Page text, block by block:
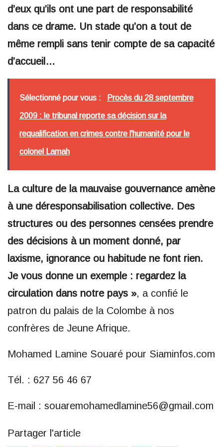
d’eux qu’ils ont une part de responsabilité
dans ce drame. Un stade qu’on a tout de
même rempli sans tenir compte de sa capacité
d’accueil…
Sélectionné pour vous : Procès du 28 septembre
2009 : le tribunal reporte sa décision sur la
requalification en crimes contre l'humanité pour le
colonel Lamah
La culture de la mauvaise gouvernance amène
à une déresponsabilisation collective. Des
structures ou des personnes censées prendre
des décisions à un moment donné, par
laxisme, ignorance ou habitude ne font rien.
Je vous donne un exemple : regardez la
circulation dans notre pays », a confié le
patron du palais de la Colombe à nos
confrères de Jeune Afrique.
Mohamed Lamine Souaré pour Siaminfos.com
Tél. : 627 56 46 67
E-mail : souaremohamedlamine56@gmail.com
Partager l'article